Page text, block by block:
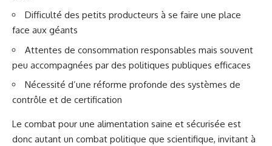
Difficulté des petits producteurs à se faire une place
face aux géants
Attentes de consommation responsables mais souvent
peu accompagnées par des politiques publiques efficaces
Nécessité d’une réforme profonde des systèmes de
contrôle et de certification
Le combat pour une alimentation saine et sécurisée est
donc autant un combat politique que scientifique, invitant à